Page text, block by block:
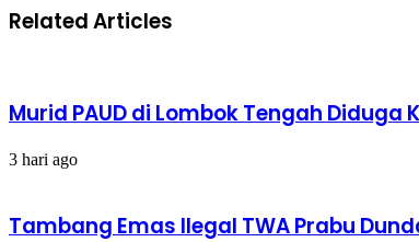
Related Articles
Murid PAUD di Lombok Tengah Diduga
3 hari ago
Tambang Emas Ilegal TWA Prabu